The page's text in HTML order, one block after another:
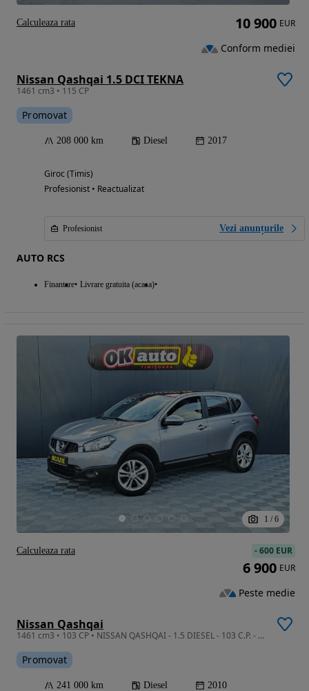
Nissan Qashqai 1.5 DCI TEKNA
1461 cm3 • 115 CP
Promovat
208 000 km Diesel 2017
Giroc (Timis)
Profesionist • Reactualizat
Profesionist Vezi anunțurile
AUTO RCS
Finantare Livrare gratuita (acasa)
10 900 EUR
Conform mediei
Calculeaza rata
1 / 6
Nissan Qashqai
1461 cm3 • 103 CP • NISSAN QASHQAI - 1.5 DIESEL - 103 C.P. - Panoramic - CAMERA - NAVY
Promovat
241 000 km Diesel 2010
-600 EUR
6 900 EUR
Peste medie
Calculeaza rata